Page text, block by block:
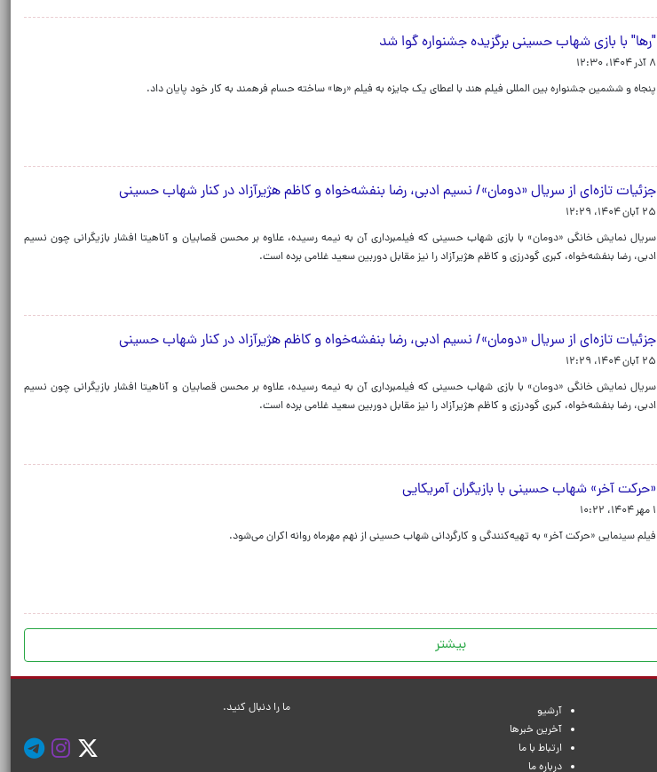
"رها" با بازی شهاب حسینی برگزیده جشنواره گوا شد
۸ آذر ۱۴۰۴، ۱۲:۳۰
پنجاه و ششمین جشنواره بین المللی فیلم هند با اعطای یک جایزه به فیلم «رها» ساخته حسام فرهمند به کار خود پایان داد.
جزئیات تازه‌ای از سریال «دومان»/ نسیم ادبی، رضا بنفشه‌خواه و کاظم هژیرآزاد در کنار شهاب حسینی
۲۵ آبان ۱۴۰۴، ۱۲:۲۹
سریال نمایش خانگی «دومان» با بازی شهاب حسینی که فیلمبرداری آن به نیمه رسیده، علاوه بر محسن قصابیان و آناهیتا افشار بازیگرانی چون نسیم
ادبی، رضا بنفشه‌خواه، کبری گودرزی و کاظم هژیرآزاد را نیز مقابل دوربین سعید غلامی برده است.
جزئیات تازه‌ای از سریال «دومان»/ نسیم ادبی، رضا بنفشه‌خواه و کاظم هژیرآزاد در کنار شهاب حسینی
۲۵ آبان ۱۴۰۴، ۱۲:۲۹
سریال نمایش خانگی «دومان» با بازی شهاب حسینی که فیلمبرداری آن به نیمه رسیده، علاوه بر محسن قصابیان و آناهیتا افشار بازیگرانی چون نسیم
ادبی، رضا بنفشه‌خواه، کبری گودرزی و کاظم هژیرآزاد را نیز مقابل دوربین سعید غلامی برده است.
«حرکت آخر» شهاب حسینی با بازیگران آمریکایی
۱ مهر ۱۴۰۴، ۱۰:۲۲
فیلم سینمایی «حرکت آخر» به تهیه‌کنندگی و کارگردانی شهاب حسینی از نهم مهرماه روانه اکران می‌شود.
بیشتر
آرشیو
آخرین خبرها
ارتباط با ما
درباره ما
ما را دنبال کنید.